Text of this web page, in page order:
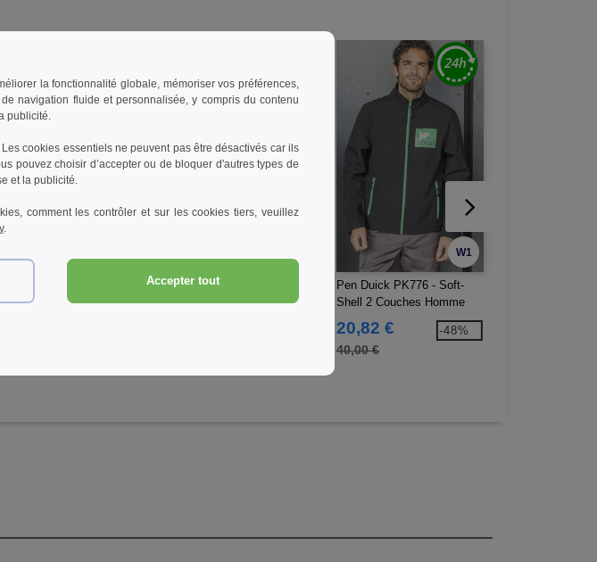
Fruit of the Loom SC230 - T-
shirt manches courtes
Pen Duick PK410 - Veste
Polaire Tricotée Homme
W1
Pen Duick PK776 - Soft-
Shell 2 Couches Homme
20,82 €
40,00 €
-48%
la fonctionnalité globale, mémoriser vos préférences,
navigation fluide et personnalisée, y compris du contenu
publicité.
cookies essentiels ne peuvent pas être désactivés car ils
pouvez choisir d’accepter ou de bloquer d'autres types de
et la publicité.
comment les contrôler et sur les cookies tiers, veuillez
.
Accepter tout